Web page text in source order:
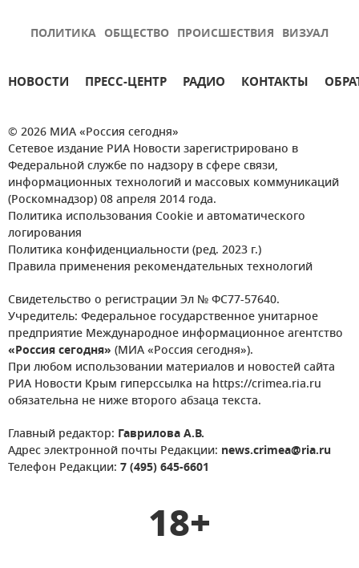
ПОЛИТИКА ОБЩЕСТВО ПРОИСШЕСТВИЯ ВИЗУАЛ
НОВОСТИ ПРЕСС-ЦЕНТР РАДИО КОНТАКТЫ
© 2026 МИА «Россия сегодня»
Сетевое издание РИА Новости зарегистрировано в
Федеральной службе по надзору в сфере связи,
информационных технологий и массовых коммуникаций
(Роскомнадзор) 08 апреля 2014 года.
Политика использования Cookie и автоматического
логирования
Политика конфиденциальности (ред. 2023 г.)
Правила применения рекомендательных технологий
Свидетельство о регистрации Эл № ФС77-57640.
Учредитель: Федеральное государственное унитарное
предприятие Международное информационное агентство
«Россия сегодня» (МИА «Россия сегодня»).
При любом использовании материалов и новостей сайта
РИА Новости Крым гиперссылка на https://crimea.ria.ru
обязательна не ниже второго абзаца текста.
Главный редактор: Гаврилова А.В.
Адрес электронной почты Редакции: news.crimea@ria.ru
Телефон Редакции: 7 (495) 645-6601
18+